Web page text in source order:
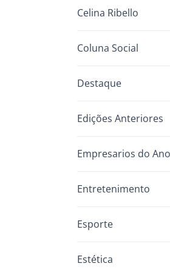
Celina Ribello
Coluna Social
Destaque
Edições Anteriores
Empresarios do Ano
Entretenimento
Esporte
Estética